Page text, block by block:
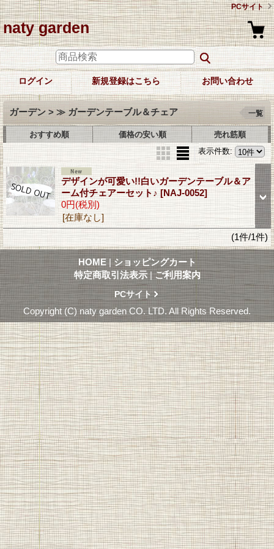
PCサイト
naty garden
ログイン 新規登録はこちら お問い合わせ
ガーデン > ≫ ガーデンテーブル＆チェア 一覧
おすすめ順 価格の安い順
売れ筋順
表示件数:
デザインが可愛い!!白いガーデンテーブル＆ア
ーム付チェアーセット♪ [NAJ-0052]
0円(税別)
[在庫なし]
(1件/1件)
HOME | ショッピングカート
特定商取引法表示 | ご利用案内
PCサイト
Copyright (C) naty garden CO. LTD. All Rights Reserved.